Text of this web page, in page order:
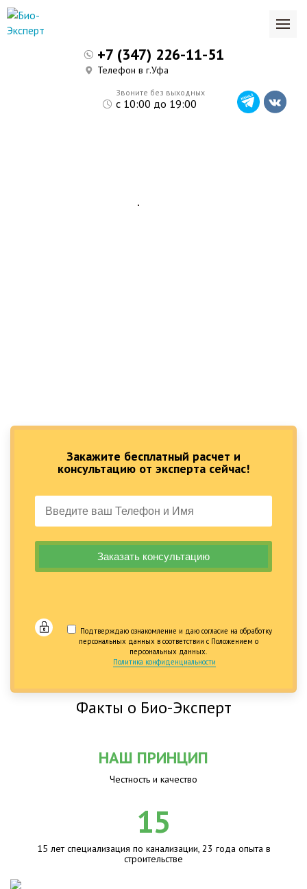
Закажите бесплатный расчет и
консультацию от эксперта сейчас!
Подтверждаю ознакомление и даю согласие на обработку
персональных данных в соответствии с Положением о
персональных данных.
Политика конфиденциальности
Звоните без выходных
с 10:00 до 19:00
+7 (347) 226-11-51
Телефон в г.Уфа
Факты о Био-Эксперт
НАШ ПРИНЦИП
Честность и качество
15
15 лет специализация по канализации, 23 года опыта в
строительстве